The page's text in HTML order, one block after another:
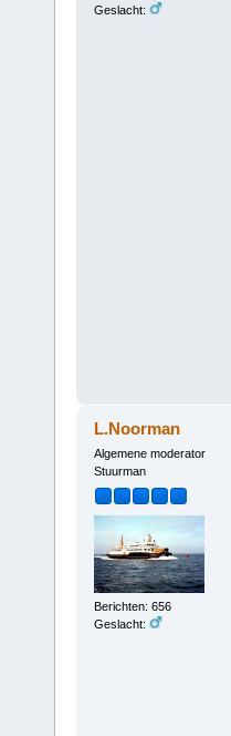
Geslacht:
L.Noorman
Algemene moderator
Stuurman
Berichten: 656
Geslacht: